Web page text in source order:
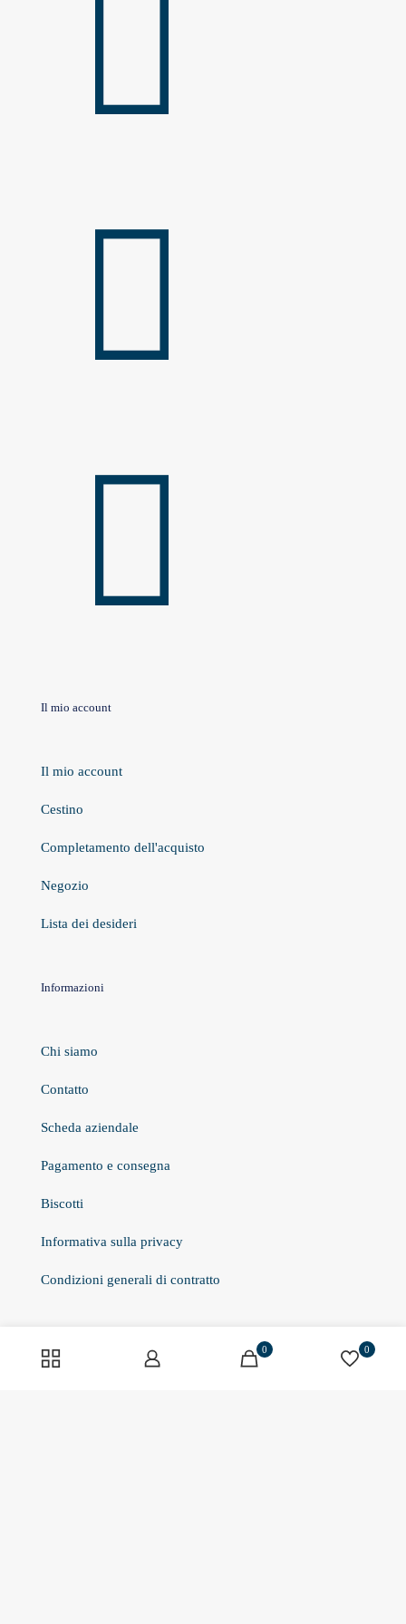
Il mio account
Il mio account
Cestino
Completamento dell'acquisto
Negozio
Lista dei desideri
Informazioni
Chi siamo
Contatto
Scheda aziendale
Pagamento e consegna
Biscotti
Informativa sulla privacy
Condizioni generali di contratto
0 0